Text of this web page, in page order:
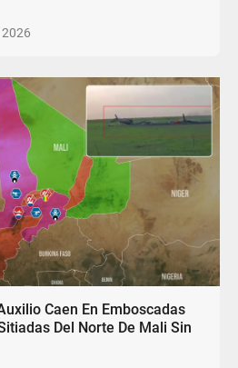
Caen En Emboscadas
Del Norte De Mali Sin